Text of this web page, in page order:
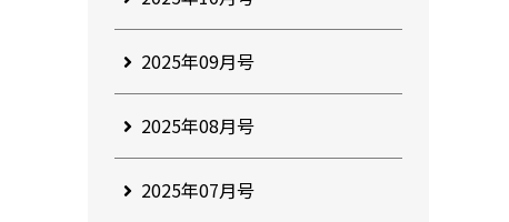
2025年09月号
2025年08月号
2025年07月号